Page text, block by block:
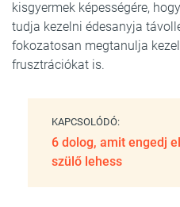
kisgyermek képességére,
tudja kezelni édesanyja
fokozatosan megtanulja
frusztrációkat is.
KAPCSOLÓDÓ:
6 dolog, amit engedj
szülő lehess